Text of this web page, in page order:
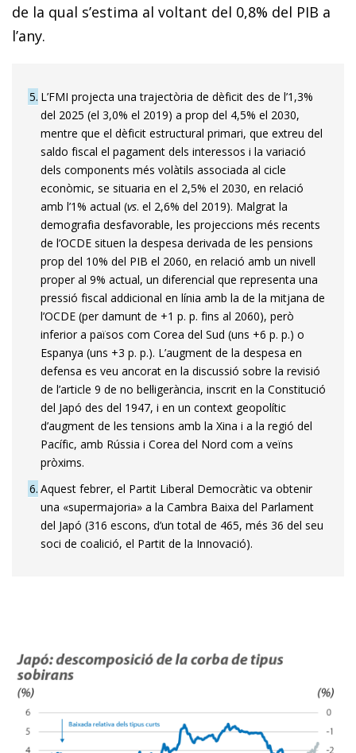
de la qual s’estima al voltant del 0,8% del PIB a
l’any.
5 L’FMI projecta una trajectòria de dèficit des de l’1,3%
del 2025 (el 3,0% el 2019) a prop del 4,5% el 2030,
mentre que el dèficit estructural primari, que extreu del
saldo fiscal el pagament dels interessos i la variació
dels components més volàtils associada al cicle
econòmic, se situaria en el 2,5% el 2030, en relació
amb l’1% actual (vs. el 2,6% del 2019). Malgrat la
demografia desfavorable, les projeccions més recents
de l’OCDE situen la despesa derivada de les pensions
prop del 10% del PIB el 2060, en relació amb un nivell
proper al 9% actual, un diferencial que representa una
pressió fiscal addicional en línia amb la de la mitjana de
l’OCDE (per damunt de +1 p. p. fins al 2060), però
inferior a països com Corea del Sud (uns +6 p. p.) o
Espanya (uns +3 p. p.). L’augment de la despesa en
defensa es veu ancorat en la discussió sobre la revisió
de l’article 9 de no bel·ligerància, inscrit en la Constitució
del Japó des del 1947, i en un context geopolític
d’augment de les tensions amb la Xina i a la regió del
Pacífic, amb Rússia i Corea del Nord com a veïns
pròxims.
6 Aquest febrer, el Partit Liberal Democràtic va obtenir
una «supermajoria» a la Cambra Baixa del Parlament
del Japó (316 escons, d’un total de 465, més 36 del seu
soci de coalició, el Partit de la Innovació).